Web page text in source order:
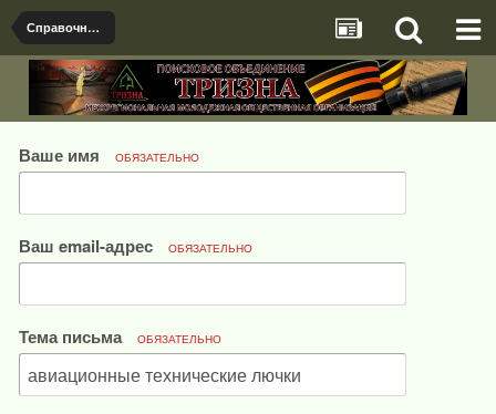
Справочная информация для определения самолётов и двигателей
Ваше имя ОБЯЗАТЕЛЬНО
Ваш email-адрес ОБЯЗАТЕЛЬНО
Тема письма ОБЯЗАТЕЛЬНО